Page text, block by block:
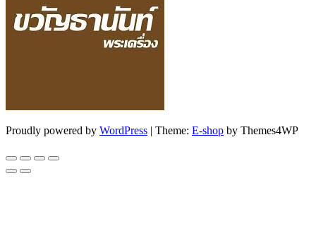
Proudly powered by WordPress | Theme: E-shop by Themes4WP